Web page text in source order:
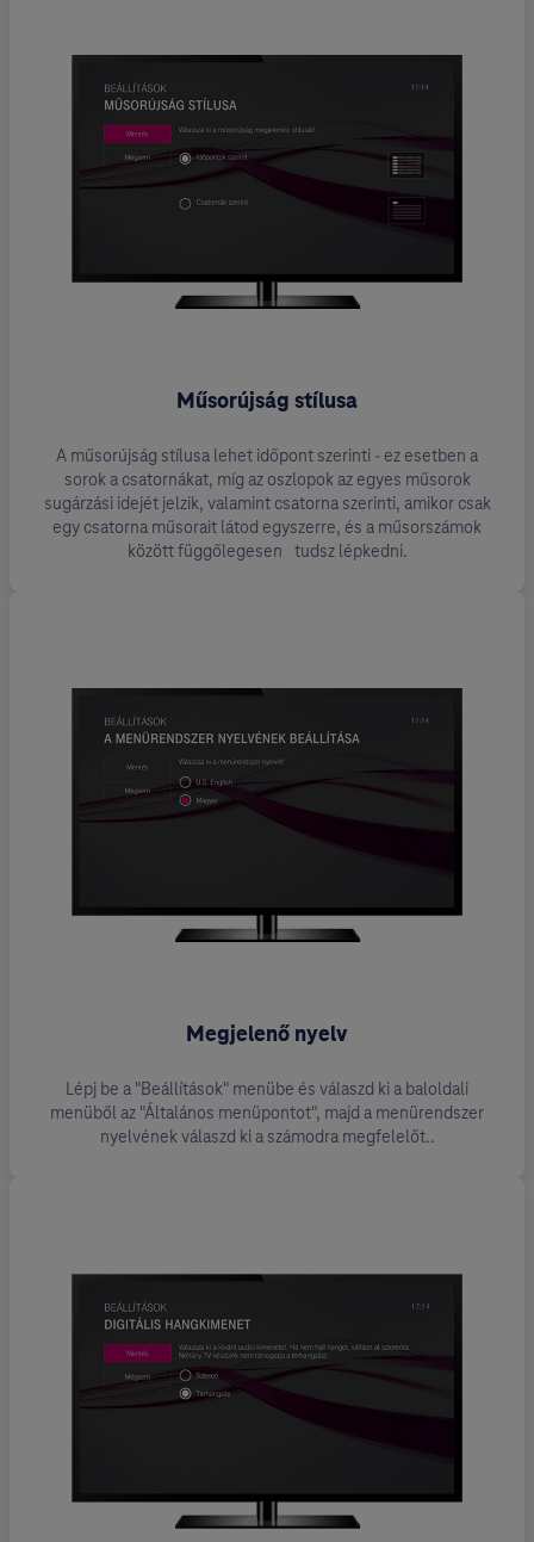
Műsorújság stílusa
⁣A műsorújság stílusa lehet időpont szerinti - ez esetben a
sorok a csatornákat, míg az oszlopok az egyes műsorok
sugárzási idejét jelzik, valamint csatorna szerinti, amikor csak
egy csatorna műsorait látod egyszerre, és a műsorszámok
között függőlegesen tudsz lépkedni.
Megjelenő nyelv
Lépj be a "Beállítások" menübe és válaszd ki a baloldali
menüből az "Általános menüpontot", majd a menürendszer
nyelvének válaszd ki a számodra megfelelőt..